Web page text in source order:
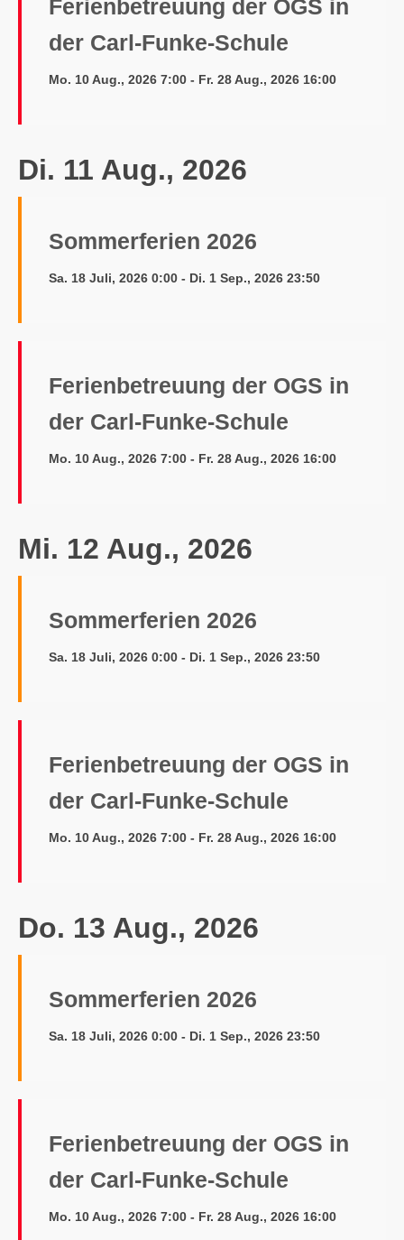
Ferienbetreuung der OGS in
der Carl-Funke-Schule
Mo. 10 Aug., 2026 7:00 - Fr. 28 Aug., 2026 16:00
Di. 11 Aug., 2026
Sommerferien 2026
Sa. 18 Juli, 2026 0:00 - Di. 1 Sep., 2026 23:50
Ferienbetreuung der OGS in
der Carl-Funke-Schule
Mo. 10 Aug., 2026 7:00 - Fr. 28 Aug., 2026 16:00
Mi. 12 Aug., 2026
Sommerferien 2026
Sa. 18 Juli, 2026 0:00 - Di. 1 Sep., 2026 23:50
Ferienbetreuung der OGS in
der Carl-Funke-Schule
Mo. 10 Aug., 2026 7:00 - Fr. 28 Aug., 2026 16:00
Do. 13 Aug., 2026
Sommerferien 2026
Sa. 18 Juli, 2026 0:00 - Di. 1 Sep., 2026 23:50
Ferienbetreuung der OGS in
der Carl-Funke-Schule
Mo. 10 Aug., 2026 7:00 - Fr. 28 Aug., 2026 16:00